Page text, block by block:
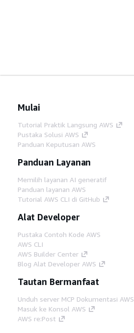
Mulai
Tutorial Praktik Langsung AWS
Pustaka Solusi AWS
Panduan Keputusan AWS
Panduan Layanan
Memilih layanan AI generatif
Panduan layanan AWS
Tutorial AWS CLI di GitHub
Alat Developer
Pustaka Contoh Kode AWS
AWS CLI
AWS Builder Center
Blog Alat Developer AWS
Tautan Bermanfaat
Unduh server MCP Dokumentasi AWS
Masuk ke Konsol AWS
AWS re:Post